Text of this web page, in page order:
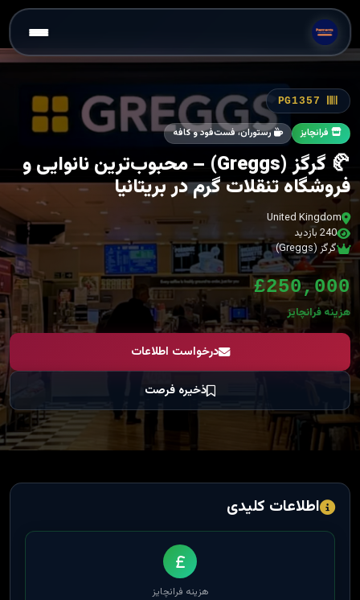
فرانچایز رستوران، فست‌فود و کافه
🥐 گرگز (Greggs) – محبوب‌ترین نانوایی و
فروشگاه تنقلات گرم در بریتانیا
United Kingdom
240 بازدید
گرگز (Greggs)
£250,000
هزینه فرانچایز
درخواست اطلاعات
ذخیره فرصت
اطلاعات کلیدی
هزینه فرانچایز